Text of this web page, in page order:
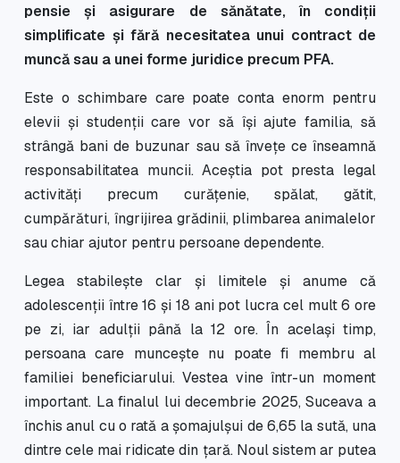
pensie și asigurare de sănătate, în condiții
simplificate și fără necesitatea unui contract de
muncă sau a unei forme juridice precum PFA.
Este o schimbare care poate conta enorm pentru
elevii și studenții care vor să își ajute familia, să
strângă bani de buzunar sau să învețe ce înseamnă
responsabilitatea muncii. Aceștia pot presta legal
activități precum curățenie, spălat, gătit,
cumpărături, îngrijirea grădinii, plimbarea animalelor
sau chiar ajutor pentru persoane dependente.
Legea stabilește clar și limitele și anume că
adolescenții între 16 și 18 ani pot lucra cel mult 6 ore
pe zi, iar adulții până la 12 ore. În același timp,
persoana care muncește nu poate fi membru al
familiei beneficiarului. Vestea vine într-un moment
important. La finalul lui decembrie 2025, Suceava a
închis anul cu o rată a șomajulșui de 6,65 la sută, una
dintre cele mai ridicate din țară. Noul sistem ar putea